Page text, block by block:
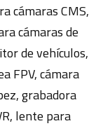
cámaras CMS,
cámaras de
de vehículos,
FPV, cámara
grabadora
lente para